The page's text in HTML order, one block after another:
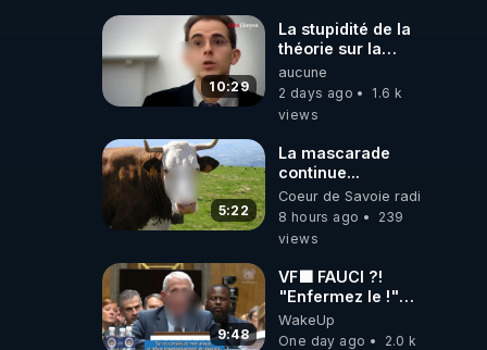
10:29
La stupidité de la
théorie sur la
responsabilité de
l’homme
concernant le
carbone.
aucune
2 days ago
1.6 k
views
5:22
La mascarade
continue...
Coeur de Savoie radioweb TV
8 hours ago
239
views
9:48
VF🟩 FAUCI ?!
"Enfermez le !"
(Lock him up!) -
Quartz Traduction
WakeUp
One day ago
2.0 k